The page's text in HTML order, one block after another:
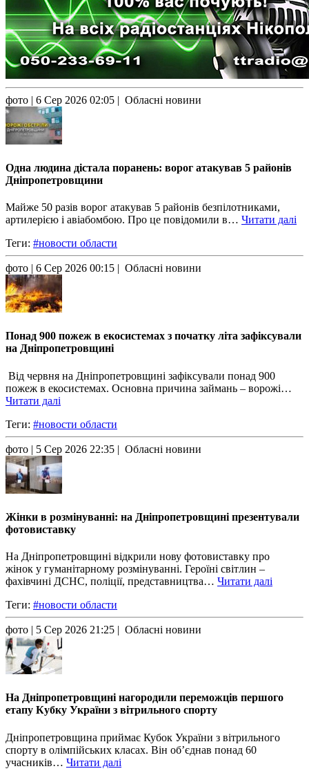
фото | 6 Сер 2026 02:05 | Обласні новини
Одна людина дістала поранень: ворог атакував 5 районів
Дніпропетровщини
Майже 50 разів ворог атакував 5 районів безпілотниками,
артилерією і авіабомбою. Про це повідомили в… Читати далі
Теги: #новости области
фото | 6 Сер 2026 00:15 | Обласні новини
Понад 900 пожеж в екосистемах з початку літа зафіксували
на Дніпропетровщині
Від червня на Дніпропетровщині зафіксували понад 900
пожеж в екосистемах. Основна причина займань – ворожі…
Читати далі
Теги: #новости области
фото | 5 Сер 2026 22:35 | Обласні новини
Жінки в розмінуванні: на Дніпропетровщині презентували
фотовиставку
На Дніпропетровщині відкрили нову фотовиставку про
жінок у гуманітарному розмінуванні. Героїні світлин –
фахівчині ДСНС, поліції, представництва… Читати далі
Теги: #новости области
фото | 5 Сер 2026 21:25 | Обласні новини
На Дніпропетровщині нагородили переможців першого
етапу Кубку України з вітрильного спорту
Дніпропетровщина приймає Кубок України з вітрильного
спорту в олімпійських класах. Він об’єднав понад 60
учасників… Читати далі